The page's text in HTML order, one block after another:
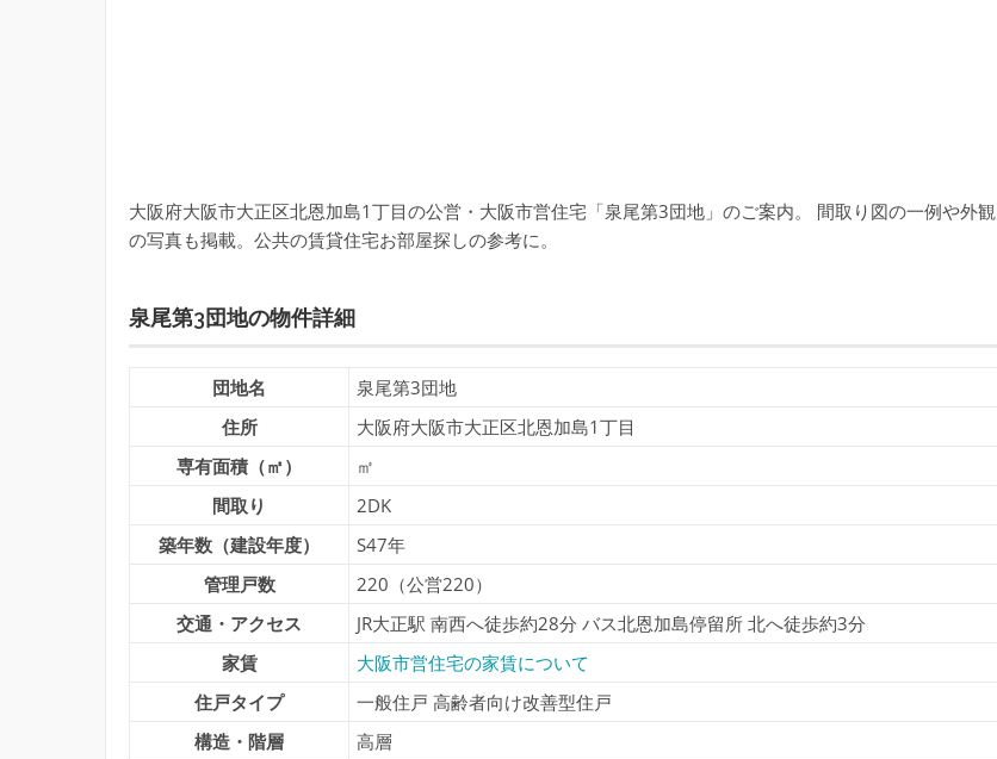
大阪府大阪市大正区北恩加島1丁目の公営・大阪市営住宅「泉尾第3団地」のご案内。 間取り図の一例や外観
の写真も掲載。公共の賃貸住宅お部屋探しの参考に。
泉尾第3団地の物件詳細
団地名
泉尾第3団地
住所
大阪府大阪市大正区北恩加島1丁目
専有面積（㎡）
㎡
間取り
2DK
築年数（建設年度）
S47年
管理戸数
220（公営220）
交通・アクセス
JR大正駅 南西へ徒歩約28分 バス北恩加島停留所 北へ徒歩約3分
家賃
大阪市営住宅の家賃について
住戸タイプ
一般住戸 高齢者向け改善型住戸
構造・階層
高層